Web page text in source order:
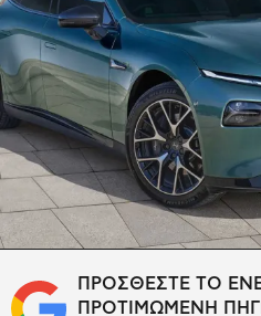
ΠΡΟΣΘΕΣΤΕ ΤΟ
ΠΡΟΤΙΜΩΜΕΝΗ